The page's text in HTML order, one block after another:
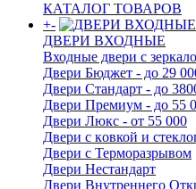
КАТАЛОГ ТОВАРОВ
+-
ДВЕРИ ВХОДНЫЕ
Входные двери с
Двери Бюджeт - до 29
Двери Стaндaрт - до
Двери Прeмиум - до 55
Двери Люкс - от 55 000
Двери с кoвкой и
Двери с Терморазрывом
Двери Нecтaндaрт
Двери Внутреннего